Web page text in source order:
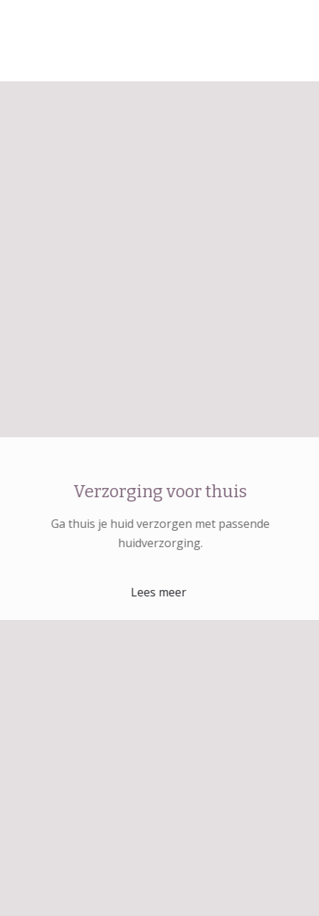
Verzorging voor thuis
Ga thuis je huid verzorgen met passende
huidverzorging.
Lees meer